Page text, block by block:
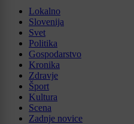
Lokalno
Slovenija
Svet
Politika
Gospodarstvo
Kronika
Zdravje
Šport
Kultura
Scena
Zadnje novice